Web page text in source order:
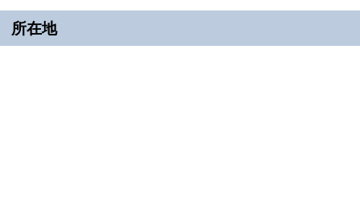
所在地